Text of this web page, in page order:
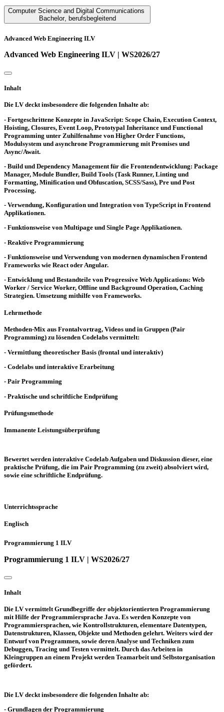
Computer Science and Digital Communications
Bachelor, berufsbegleitend
Advanced Web Engineering ILV
Advanced Web Engineering ILV | WS2026/27
Inhalt
Die LV deckt insbesondere die folgenden Inhalte ab:
- Fortgeschrittene Konzepte in JavaScript: Scope Chain, Execution Context,
Hoisting, Closures, Event Loop, Prototypal Inheritance und Functional
Programming unter Zuhilfenahme von Higher Order Functions,
Modulsystem und asynchrone Programmierung mit Promises und
Async/Await.
- Build und Dependency Management für die Frontendentwicklung: Package
Manager, Module Bundler, Build Tools (Task Runner, Linting und
Formatting, Minification und Obfuscation, SCSS/Sass), Pre und Post
Processing.
- Verwendung, Konfiguration und Integration von TypeScript in Frontend
Applikationen.
- Funktionsweise von Multipage und Single Page Applikationen.
- Reaktive Programmierung
- Funktionsweise und Verwendung von modernen dynamischen Frontend
Frameworks wie React oder Angular.
- Entwicklung und Bestandteile von Progressive Web Applications: Web
Worker / Service Worker, Offline und Background Operation, Caching
Strategien. Umsetzung mithilfe von Frameworks.
Lehrmethode
Methoden-Mix aus Frontalvortrag, Videos und in Gruppen (Pair
Programming) zu lösenden Codelabs vermittelt:
- Vermittlung theoretischer Basis (frontal und interaktiv)
- Codelabs und interaktive Erarbeitung
- Pair Programming
- Praktische und schriftliche Endprüfung
Prüfungsmethode
Immanente Leistungsüberprüfung
Bewertet werden interaktive Codelab Aufgaben und Diskussion dieser, eine
praktische Prüfung, die im Pair Programming (zu zweit) absolviert wird,
sowie eine schriftliche Endprüfung.
Unterrichtssprache
Englisch
Programmierung 1 ILV
Programmierung 1 ILV | WS2026/27
Inhalt
Die LV vermittelt Grundbegriffe der objektorientierten Programmierung
mit Hilfe der Programmiersprache Java. Es werden Konzepte von
Programmiersprachen, wie Kontrollstrukturen, elementare Datentypen,
Datenstrukturen, Klassen, Objekte und Methoden gelehrt. Weiters wird der
Entwurf von Programmen, sowie deren Analyse und Techniken zum
Debuggen, Tracing und Testen vermittelt. Durch das Arbeiten in
Kleingruppen an einem Projekt werden Teamarbeit und Selbstorganisation
gefördert.
Die LV deckt insbesondere die folgenden Inhalte ab:
- Grundlagen der Programmierung